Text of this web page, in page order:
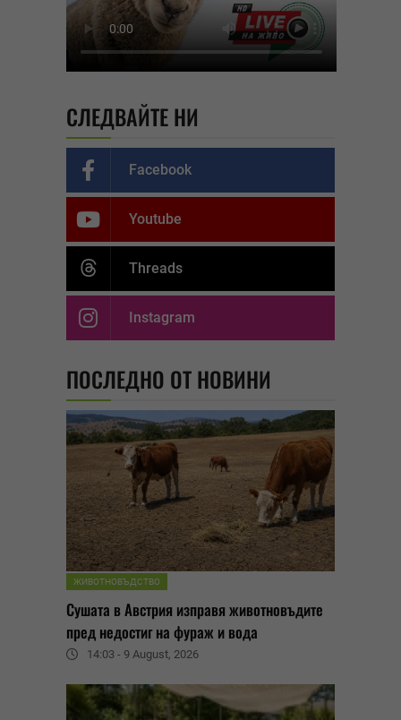
СЛЕДВАЙТЕ НИ
Facebook
Youtube
Threads
Instagram
ПОСЛЕДНО ОТ НОВИНИ
ЖИВОТНОВЪДСТВО
Сушата в Австрия изправя животновъдите
пред недостиг на фураж и вода
14:03 - 9 August, 2026